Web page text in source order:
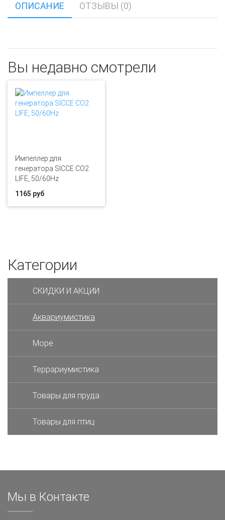
ОПИСАНИЕ ОТЗЫВЫ (0)
Вы недавно смотрели
Импеллер для
генератора SICCE CO2
LIFE, 50/60Hz
1165 руб
Категории
СКИДКИ И АКЦИИ
Аквариумистика
Море
Террариумистика
Товары для пруда
Товары для птиц
Мы в Контакте